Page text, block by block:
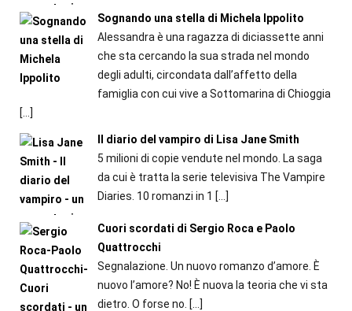
Sognando una stella di Michela Ippolito
Alessandra è una ragazza di diciassette anni
che sta cercando la sua strada nel mondo
degli adulti, circondata dall’affetto della
famiglia con cui vive a Sottomarina di Chioggia
[…]
Il diario del vampiro di Lisa Jane Smith
5 milioni di copie vendute nel mondo. La saga
da cui è tratta la serie televisiva The Vampire
Diaries. 10 romanzi in 1 […]
Cuori scordati di Sergio Roca e Paolo
Quattrocchi
Segnalazione. Un nuovo romanzo d’amore. È
nuovo l’amore? No! È nuova la teoria che vi sta
dietro. O forse no. […]